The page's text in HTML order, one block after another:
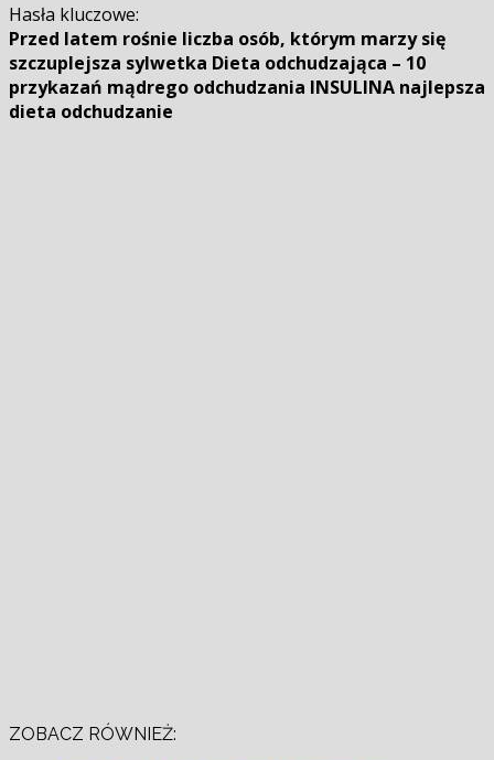
Hasła kluczowe:
Przed latem rośnie liczba osób, którym marzy się
szczuplejsza sylwetka Dieta odchudzająca – 10
przykazań mądrego odchudzania INSULINA najlepsza
dieta odchudzanie
ZOBACZ RÓWNIEŻ: